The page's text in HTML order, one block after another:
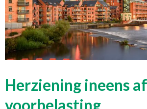
Onze medewerkers
NOAB gecertificeerd
Algemene verordening
gegevensbescherming
Sponsoring
Onze diensten
Herziening ineens
voorbelasting